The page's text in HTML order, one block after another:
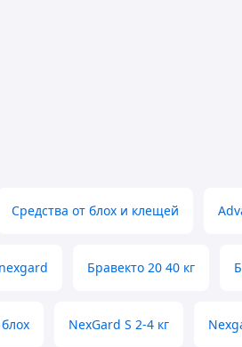
Средства от блох и клещей
Бравекто 20 40 кг
NexGard S 2-4 кг